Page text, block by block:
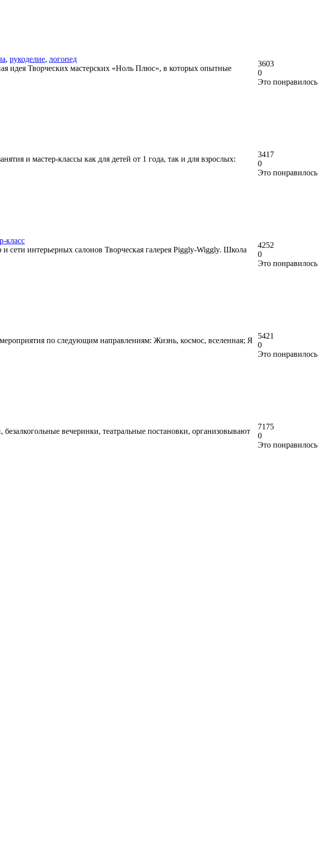
, рукоделие, логопед
идея Творческих мастерских «Ноль Плюс», в которых опытные
3603
0
Это понравилось
и мастер-классы как для детей от 1 года, так и для взрослых:
3417
0
Это понравилось
класс
интерьерных салонов Творческая галерея Piggly-Wiggly. Школа
4252
0
Это понравилось
по следующим направлениям: Жизнь, космос, вселенная; Я
5421
0
Это понравилось
вечеринки, театральные постановки, организовывают
7175
0
Это понравилось